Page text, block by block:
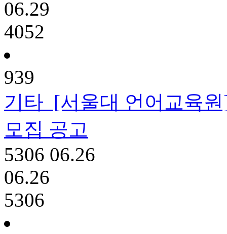
06.29
4052
939
기타 [서울대 언어교육
모집 공고
5306 06.26
06.26
5306